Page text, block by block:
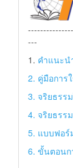
---
1. คำแนะน
2. คู่มือการ
3. จริยธรร
4. จริยธรร
5. แบบฟอร์
6. ขั้นตอนก